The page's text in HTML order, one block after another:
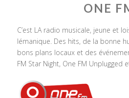
ONE
C’est LA radio musicale, jeune et
lémanique. Des hits, de la bonne
bons plans locaux et des
FM Star Night, One FM Unplugged